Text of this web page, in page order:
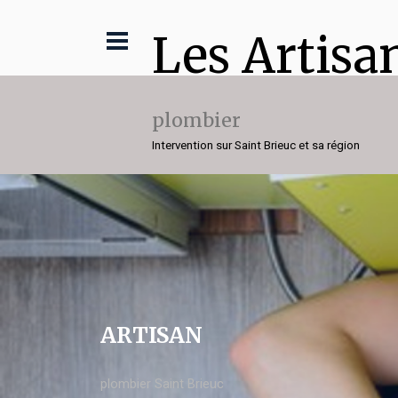
Les
plombier
Intervention sur Saint Brieuc et sa région
ARTISAN
plombier Saint Brieuc